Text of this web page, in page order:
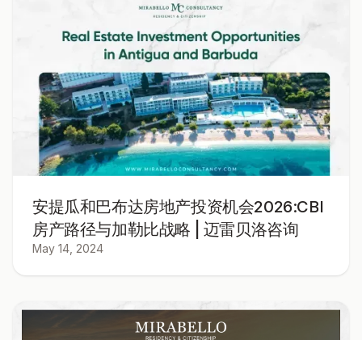
安提瓜和巴布达房地产投资机会2026:CBI
房产路径与加勒比战略 | 迈雷贝洛咨询
May 14, 2024